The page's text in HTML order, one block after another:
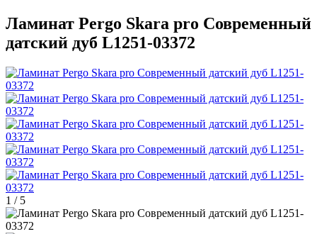
Ламинат Pergo Skara pro Современный
датский дуб L1251-03372
1 / 5